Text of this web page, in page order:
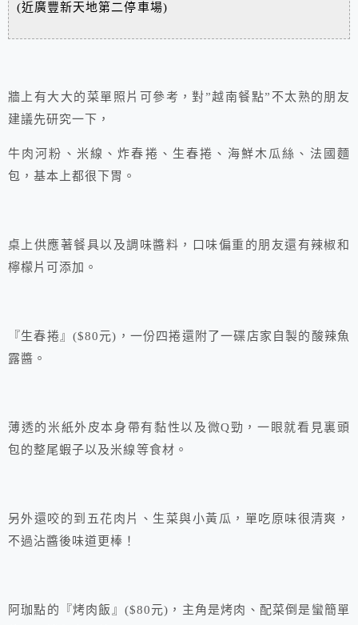
(近廣豐新天地第二停車場)
牆上有大大的菜單照片可參考，對”越南餐點”不太熟的朋友
建議先研究一下，
牛肉河粉、米線、炸春捲、生春捲、海鮮木瓜絲、法國麵
包，基本上都很下胃。
桌上供應著餐具以及調味醬料，口味偏重的朋友還有辣椒和
檸檬片可添加。
『生春捲』($80元)，一份四捲還附了一碟店家自製的酸辣魚
露醬。
薄透的米紙外皮本身帶有黏性以及微Q勁，一眼就看見裏頭
包的整尾蝦子以及米線等食材。
另外還咬的到五花肉片、生菜與小黃瓜，單吃原味很清爽，
不過沾醬後味道更棒！
阿珈點的『烤肉飯』($80元)，主角是烤肉、配菜倒是蠻簡單